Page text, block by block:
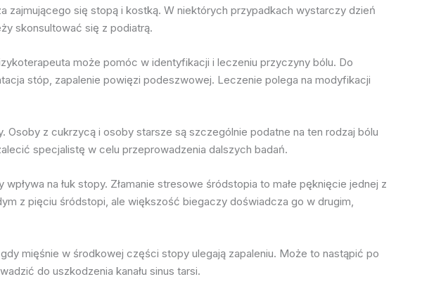
zajmującego się stopą i kostką. W niektórych przypadkach wystarczy dzień
skonsultować się z podiatrą.
może pomóc w identyfikacji i leczeniu przyczyny bólu. Do
stóp, zapalenie powięzi podeszwowej. Leczenie polega na modyfikacji
z cukrzycą i osoby starsze są szczególnie podatne na ten rodzaj bólu
specjalistę w celu przeprowadzenia dalszych badań.
na łuk stopy. Złamanie stresowe śródstopia to małe pęknięcie jednej z
z pięciu śródstopi, ale większość biegaczy doświadcza go w drugim,
mięśnie w środkowej części stopy ulegają zapaleniu. Może to nastąpić po
do uszkodzenia kanału sinus tarsi.